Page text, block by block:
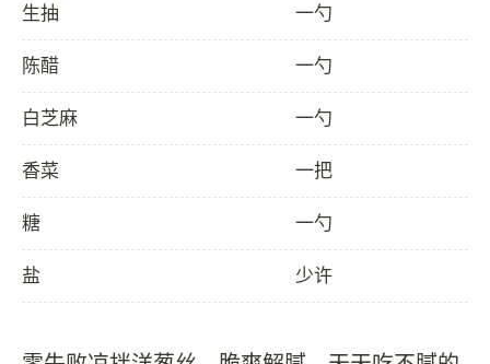
生抽 一勺
陈醋 一勺
白芝麻 一勺
香菜 一把
糖 一勺
盐 少许